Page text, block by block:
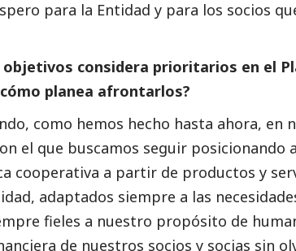
para la Entidad y para los socios
objetivos considera prioritarios en el
planea afrontarlos?
como hemos hecho hasta ahora, en
el que buscamos seguir posicionando
cooperativa a partir de productos y
adaptados siempre a las
fieles a nuestro propósito de
de nuestros socios y socias sin